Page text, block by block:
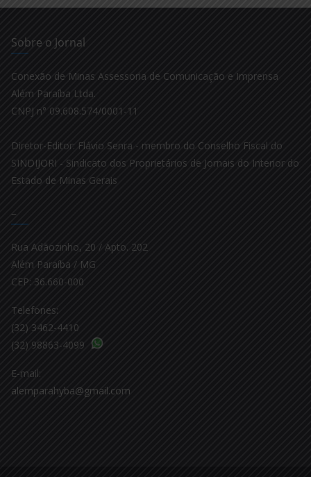
Sobre o Jornal
Conexão de Minas Assessoria de Comunicação e Imprensa
Além Paraíba Ltda.
CNPJ n° 09.608.574/0001-11
Diretor-Editor: Flávio Senra - membro do Conselho Fiscal do
SINDIJORI - Sindicato dos Proprietários de Jornais do Interior do
Estado de Minas Gerais
–
Rua Adãozinho, 20 / Apto. 202
Além Paraíba / MG
CEP: 36.660-000
Telefones:
(32) 3462-4410
(32) 98863-4099
E-mail:
alemparahyba@gmail.com